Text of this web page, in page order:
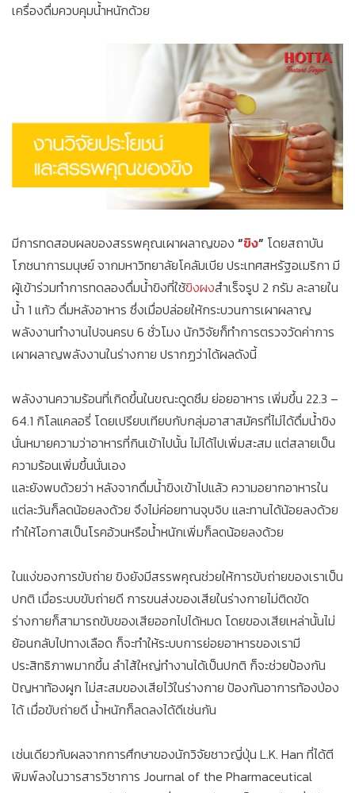
เครื่องดื่มควบคุมน้ำหนักด้วย
มีการทดสอบผลของสรรพคุณเผาผลาญของ “ขิง” โดยสถาบัน
โภชนาการมนุษย์ จากมหาวิทยาลัยโคลัมเบีย ประเทศสหรัฐอเมริกา มี
ผู้เข้าร่วมทำการทดลองดื่มน้ำขิงที่ใช้ขิงผงสำเร็จรูป 2 กรัม ละลายใน
น้ำ 1 แก้ว ดื่มหลังอาหาร ซึ่งเมื่อปล่อยให้กระบวนการเผาผลาญ
พลังงานทำงานไปจนครบ 6 ชั่วโมง นักวิจัยก็ทำการตรวจวัดค่าการ
เผาผลาญพลังงานในร่างกาย ปรากฏว่าได้ผลดังนี้
พลังงานความร้อนที่เกิดขึ้นในขณะดูดซึม ย่อยอาหาร เพิ่มขึ้น 22.3 –
64.1 กิโลแคลอรี่ โดยเปรียบเทียบกับกลุ่มอาสาสมัครที่ไม่ได้ดื่มน้ำขิง
นั่นหมายความว่าอาหารที่กินเข้าไปนั้น ไม่ได้ไปเพิ่มสะสม แต่สลายเป็น
ความร้อนเพิ่มขึ้นนั่นเอง
และยังพบด้วยว่า หลังจากดื่มน้ำขิงเข้าไปแล้ว ความอยากอาหารใน
แต่ละวันก็ลดน้อยลงด้วย จึงไม่ค่อยทานจุบจิบ และทานได้น้อยลงด้วย
ทำให้โอกาสเป็นโรคอ้วนหรือน้ำหนักเพิ่มก็ลดน้อยลงด้วย
ในแง่ของการขับถ่าย ขิงยังมีสรรพคุณช่วยให้การขับถ่ายของเราเป็น
ปกติ เมื่อระบบขับถ่ายดี การขนส่งของเสียในร่างกายไม่ติดขัด
ร่างกายก็สามารถขับของเสียออกไปได้หมด โดยของเสียเหล่านั้นไม่
ย้อนกลับไปทางเลือด ก็จะทำให้ระบบการย่อยอาหารของเรามี
ประสิทธิภาพมากขึ้น ลำไส้ใหญ่ทำงานได้เป็นปกติ ก็จะช่วยป้องกัน
ปัญหาท้องผูก ไม่สะสมของเสียไว้ในร่างกาย ปัองกันอาการท้องป่อง
ได้ เมื่อขับถ่ายดี น้ำหนักก็ลดลงได้ดีเช่นกัน
เช่นเดียวกับผลจากการศึกษาของนักวิจัยชาวญี่ปุ่น L.K. Han ที่ได้ตี
พิมพ์ลงในวารสารวิชาการ Journal of the Pharmaceutical